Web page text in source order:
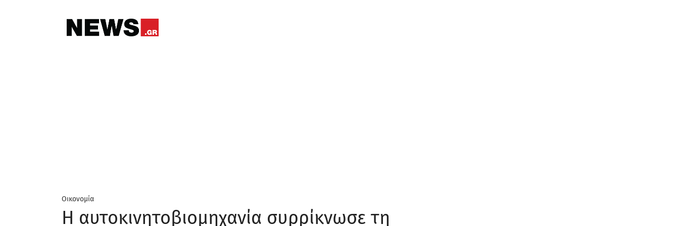
Οικονομία
Η αυτοκινητοβιομηχανία συρρίκνωσε τη